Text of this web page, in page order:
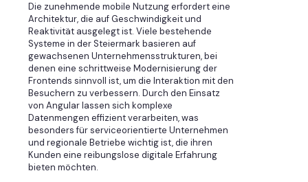
Die zunehmende mobile Nutzung erfordert eine
Architektur, die auf Geschwindigkeit und
Reaktivität ausgelegt ist. Viele bestehende
Systeme in der Steiermark basieren auf
gewachsenen Unternehmensstrukturen, bei
denen eine schrittweise Modernisierung der
Frontends sinnvoll ist, um die Interaktion mit den
Besuchern zu verbessern. Durch den Einsatz
von Angular lassen sich komplexe
Datenmengen effizient verarbeiten, was
besonders für serviceorientierte Unternehmen
und regionale Betriebe wichtig ist, die ihren
Kunden eine reibungslose digitale Erfahrung
bieten möchten.